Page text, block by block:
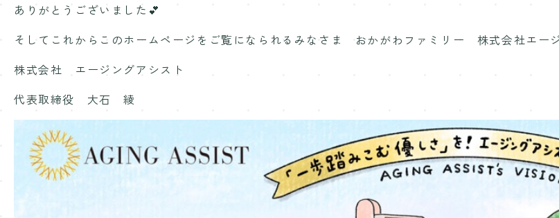
ありがとうございました💕
そしてこれからこのホームページをご覧になられるみなさま おかがわファミリー 株式会社エー
株式会社 エージングアシスト
代表取締役 大石 綾